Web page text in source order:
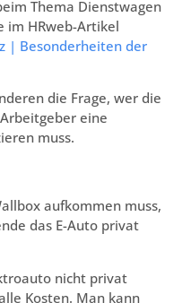
Thema Dienstwagen
im HRweb-Artikel
| Besonderheiten der
die Frage, wer die
eine
muss.
aufkommen muss,
das E-Auto privat
nicht privat
Kosten. Man kann